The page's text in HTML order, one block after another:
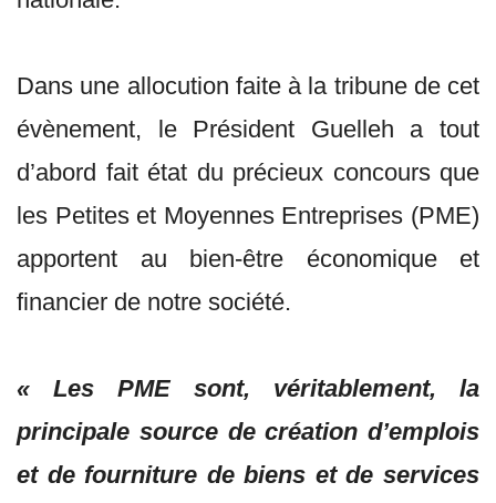
Dans une allocution faite à la tribune de cet
évènement, le Président Guelleh a tout
d’abord fait état du précieux concours que
les Petites et Moyennes Entreprises (PME)
apportent au bien-être économique et
financier de notre société.
« Les PME sont, véritablement, la
principale source de création d’emplois
et de fourniture de biens et de services